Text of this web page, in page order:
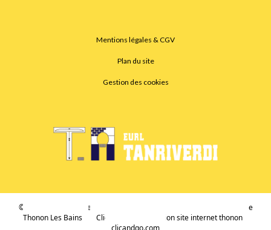
Mentions légales & CGV
Plan du site
Gestion des cookies
© 2026 Agence Web Thonon Les Bains
Référencement Google
Thonon Les Bains
Clic And Go
création site internet thonon
clicandgo.com